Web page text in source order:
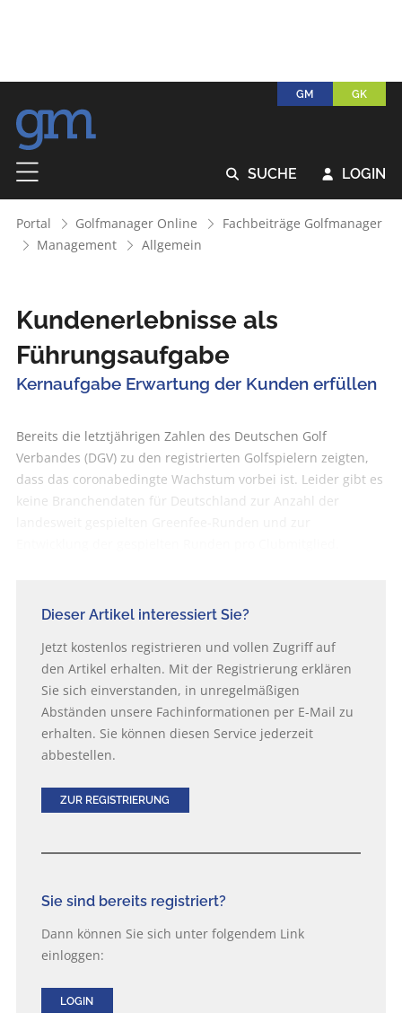
GM GK
 SUCHE  LOGIN
Portal Golfmanager Online
Fachbeiträge Golfmanager
Management
Allgemein
Kundenerlebnisse als
Führungsaufgabe
Kernaufgabe Erwartung der Kunden erfüllen
Bereits die letztjährigen Zahlen des Deutschen Golf
Verbandes (DGV) zu den registrierten Golfspielern zeigten,
dass das coronabedingte Wachstum vorbei ist. Leider gibt es
keine Branchendaten für Deutschland zur Anzahl der
Dieser Artikel interessiert Sie?
Jetzt kostenlos registrieren und vollen Zugriff auf
den Artikel erhalten. Mit der Registrierung erklären
Sie sich einverstanden, in unregelmäßigen
Abständen unsere Fachinformationen per E-Mail zu
erhalten. Sie können diesen Service jederzeit
abbestellen.
ZUR REGISTRIERUNG
Sie sind bereits registriert?
Dann können Sie sich unter folgendem Link
einloggen:
LOGIN